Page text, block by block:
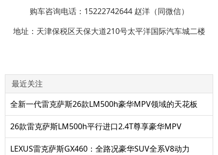
购车咨询电话：15222742644 赵洋（同微信）
地址：天津保税区天保大道210号太平洋国际汽车城二楼
最近关注
全新一代雷克萨斯26款LM500h豪华MPV领域的天花板
26款雷克萨斯LM500h平行进口2.4T尊享豪华MPV
LEXUS雷克萨斯GX460：全路况豪华SUV全系V8动力